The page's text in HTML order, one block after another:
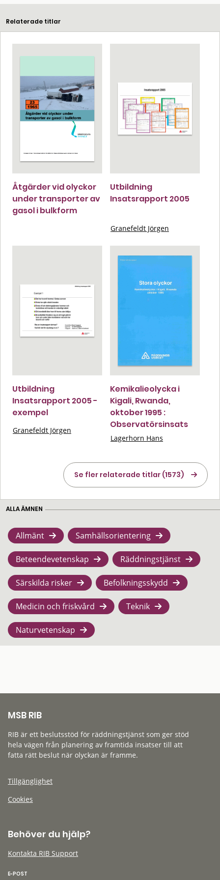
Relaterade titlar
Åtgärder vid olyckor
under transporter av
gasol i bulkform
Utbildning
Insatsrapport 2005
Granefeldt Jörgen
Utbildning
Insatsrapport 2005 -
exempel
Granefeldt Jörgen
Kemikalieolycka i
Kigali, Rwanda,
oktober 1995 :
Observatörsinsats
Lagerhorn Hans
Se fler relaterade titlar (1573)
ALLA ÄMNEN
Allmänt Samhällsorientering
Beteendevetenskap Räddningstjänst
Särskilda risker Befolkningsskydd
Medicin och friskvård Teknik
Naturvetenskap
MSB RIB
RIB är ett beslutsstöd för räddningstjänst som ger stöd
hela vägen från planering av framtida insatser till att
fatta rätt beslut när olyckan är framme.
Tillgänglighet
Cookies
Behöver du hjälp?
Kontakta RIB Support
E-POST